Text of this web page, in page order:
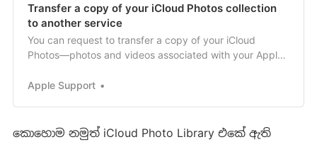
Transfer a copy of your iCloud Photos collection
to another service
You can request to transfer a copy of your iCloud
Photos—photos and videos associated with your Apple
Apple Support
කොහොම නමුත් iCloud Photo Library එකේ ඇති